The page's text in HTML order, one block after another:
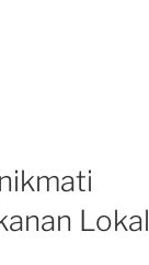
Lokal